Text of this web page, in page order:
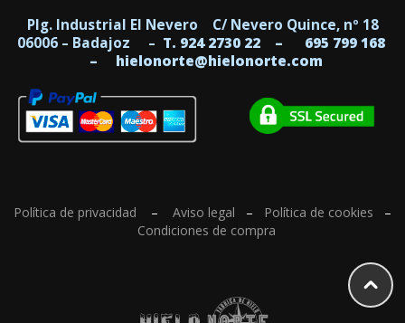
Plg. Industrial El Nevero C/ Nevero Quince, nº 18
06006 – Badajoz – T. 924 2730 22 –
695 799 168
– hielonorte@hielonorte.com
Política de privacidad – Aviso legal – Política de cookies –
Condiciones de compra